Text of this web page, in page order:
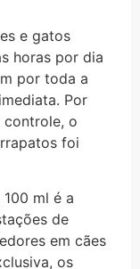
e gatos
horas por dia
por toda a
Por
controle, o
foi
ml é a
de
em cães
os